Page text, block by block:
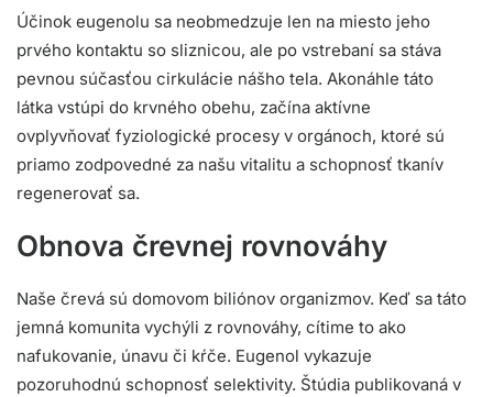
Účinok eugenolu sa neobmedzuje len na miesto jeho
prvého kontaktu so sliznicou, ale po vstrebaní sa stáva
pevnou súčasťou cirkulácie nášho tela. Akonáhle táto
látka vstúpi do krvného obehu, začína aktívne
ovplyvňovať fyziologické procesy v orgánoch, ktoré sú
priamo zodpovedné za našu vitalitu a schopnosť tkanív
regenerovať sa.
Obnova črevnej rovnováhy
Naše črevá sú domovom biliónov organizmov. Keď sa táto
jemná komunita vychýli z rovnováhy, cítime to ako
nafukovanie, únavu či kŕče. Eugenol vykazuje
pozoruhodnú schopnosť selektivity. Štúdia publikovaná v